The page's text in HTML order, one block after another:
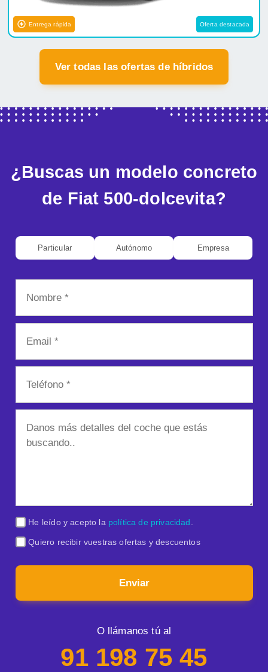
Entrega rápida Oferta destacada
Ver todas las ofertas de híbridos
¿Buscas un modelo concreto
de Fiat 500-dolcevita?
Particular Autónomo Empresa
He leído y acepto la política de privacidad
Quiero recibir vuestras ofertas y descuentos
Enviar
O llámanos tú al
91 198 75 45